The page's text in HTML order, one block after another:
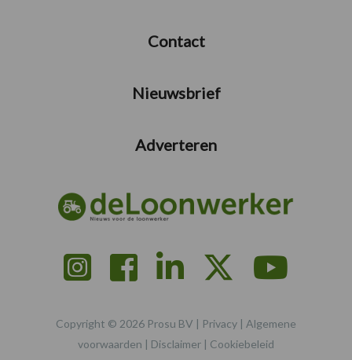
Contact
Nieuwsbrief
Adverteren
Copyright © 2026 Prosu BV | Privacy | Algemene
voorwaarden | Disclaimer | Cookiebeleid